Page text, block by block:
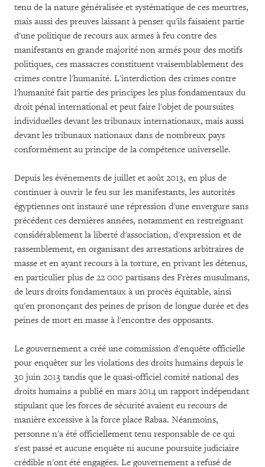
tenu de la nature généralisée et systématique de ces meurtres,
mais aussi des preuves laissant à penser qu'ils faisaient partie
d'une politique de recours aux armes à feu contre des
manifestants en grande majorité non armés pour des motifs
politiques, ces massacres constituent vraisemblablement des
crimes contre l'humanité. L'interdiction des crimes contre
l'humanité fait partie des principes les plus fondamentaux du
droit pénal international et peut faire l'objet de poursuites
individuelles devant les tribunaux internationaux, mais aussi
devant les tribunaux nationaux dans de nombreux pays
conformément au principe de la compétence universelle.
Depuis les événements de juillet et août 2013, en plus de
continuer à ouvrir le feu sur les manifestants, les autorités
égyptiennes ont instauré une répression d'une envergure sans
précédent ces dernières années, notamment en restreignant
considérablement la liberté d'association, d'expression et de
rassemblement, en organisant des arrestations arbitraires de
masse et en ayant recours à la torture, en privant les détenus,
en particulier plus de 22 000 partisans des Frères musulmans,
de leurs droits fondamentaux à un procès équitable, ainsi
qu'en prononçant des peines de prison de longue durée et des
peines de mort en masse à l'encontre des opposants.
Le gouvernement a créé une commission d'enquête officielle
pour enquêter sur les violations des droits humains depuis le
30 juin 2013 tandis que le quasi-officiel comité national des
droits humains a publié en mars 2014 un rapport indépendant
stipulant que les forces de sécurité avaient eu recours de
manière excessive à la force place Rabaa. Néanmoins,
personne n'a été officiellement tenu responsable de ce qui
s'est passé et aucune enquête ni aucune poursuite judiciaire
crédible n'ont été engagées. Le gouvernement a refusé de